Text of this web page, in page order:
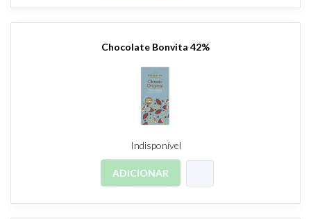
Chocolate Bonvita 42%
Indisponível
ADICIONAR